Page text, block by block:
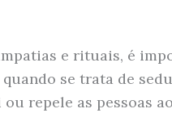
e rituais, é
se trata de
repele as pessoas